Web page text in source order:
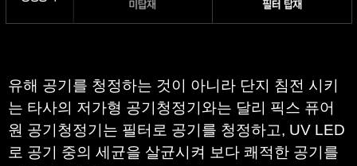
유해 공기를 청정하는 것이 아니라 단지 침전 시키
는 타사의 저가형 공기청정기와는 달리 픽스 퓨어
원 공기청정기는 필터로 공기를 청정하고, UV LED
로 공기 중의 세균을 살균시켜 보다 쾌적한 공기를